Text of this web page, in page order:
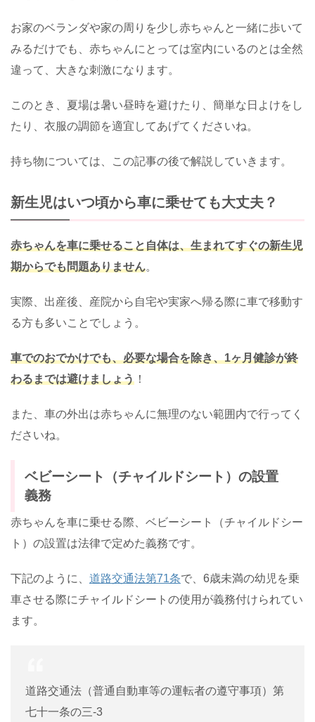
お家のベランダや家の周りを少し赤ちゃんと一緒に歩いて
みるだけでも、赤ちゃんにとっては室内にいるのとは全然
違って、大きな刺激になります。
このとき、夏場は暑い昼時を避けたり、簡単な日よけをし
たり、衣服の調節を適宜してあげてくださいね。
持ち物については、この記事の後で解説していきます。
新生児はいつ頃から車に乗せても大丈夫？
赤ちゃんを車に乗せること自体は、生まれてすぐの新生児
期からでも問題ありません。
実際、出産後、産院から自宅や実家へ帰る際に車で移動す
る方も多いことでしょう。
車でのおでかけでも、必要な場合を除き、1ヶ月健診が終
わるまでは避けましょう ！
また、車の外出は赤ちゃんに無理のない範囲内で行ってく
ださいね。
ベビーシート（チャイルドシート）の設置
義務
赤ちゃんを車に乗せる際、ベビーシート（チャイルドシー
ト）の設置は法律で定めた義務です。
下記のように、 道路交通法第71条で、6歳未満の幼児を乗
車させる際にチャイルドシートの使用が義務付けられてい
ます。
道路交通法（普通自動車等の運転者の遵守事項）第
七十一条の三-3